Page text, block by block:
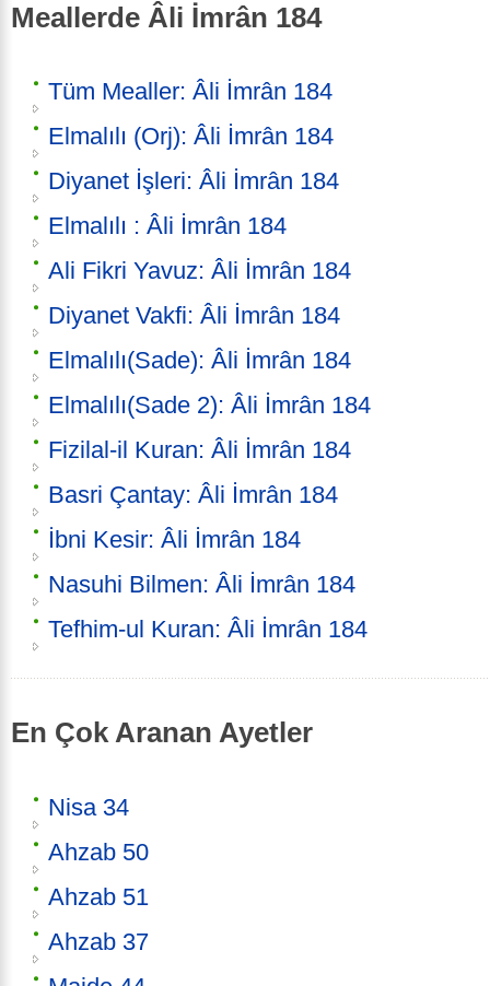
Meallerde Âli İmrân 184
Tüm Mealler: Âli İmrân 184
Elmalılı (Orj): Âli İmrân 184
Diyanet İşleri: Âli İmrân 184
Elmalılı : Âli İmrân 184
Ali Fikri Yavuz: Âli İmrân 184
Diyanet Vakfi: Âli İmrân 184
Elmalılı(Sade): Âli İmrân 184
Elmalılı(Sade 2): Âli İmrân 184
Fizilal-il Kuran: Âli İmrân 184
Basri Çantay: Âli İmrân 184
İbni Kesir: Âli İmrân 184
Nasuhi Bilmen: Âli İmrân 184
Tefhim-ul Kuran: Âli İmrân 184
En Çok Aranan Ayetler
Nisa 34
Ahzab 50
Ahzab 51
Ahzab 37